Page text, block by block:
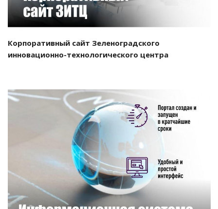
Корпоративный сайт Зеленоградского
инновационно-технологического центра
Смотреть проект